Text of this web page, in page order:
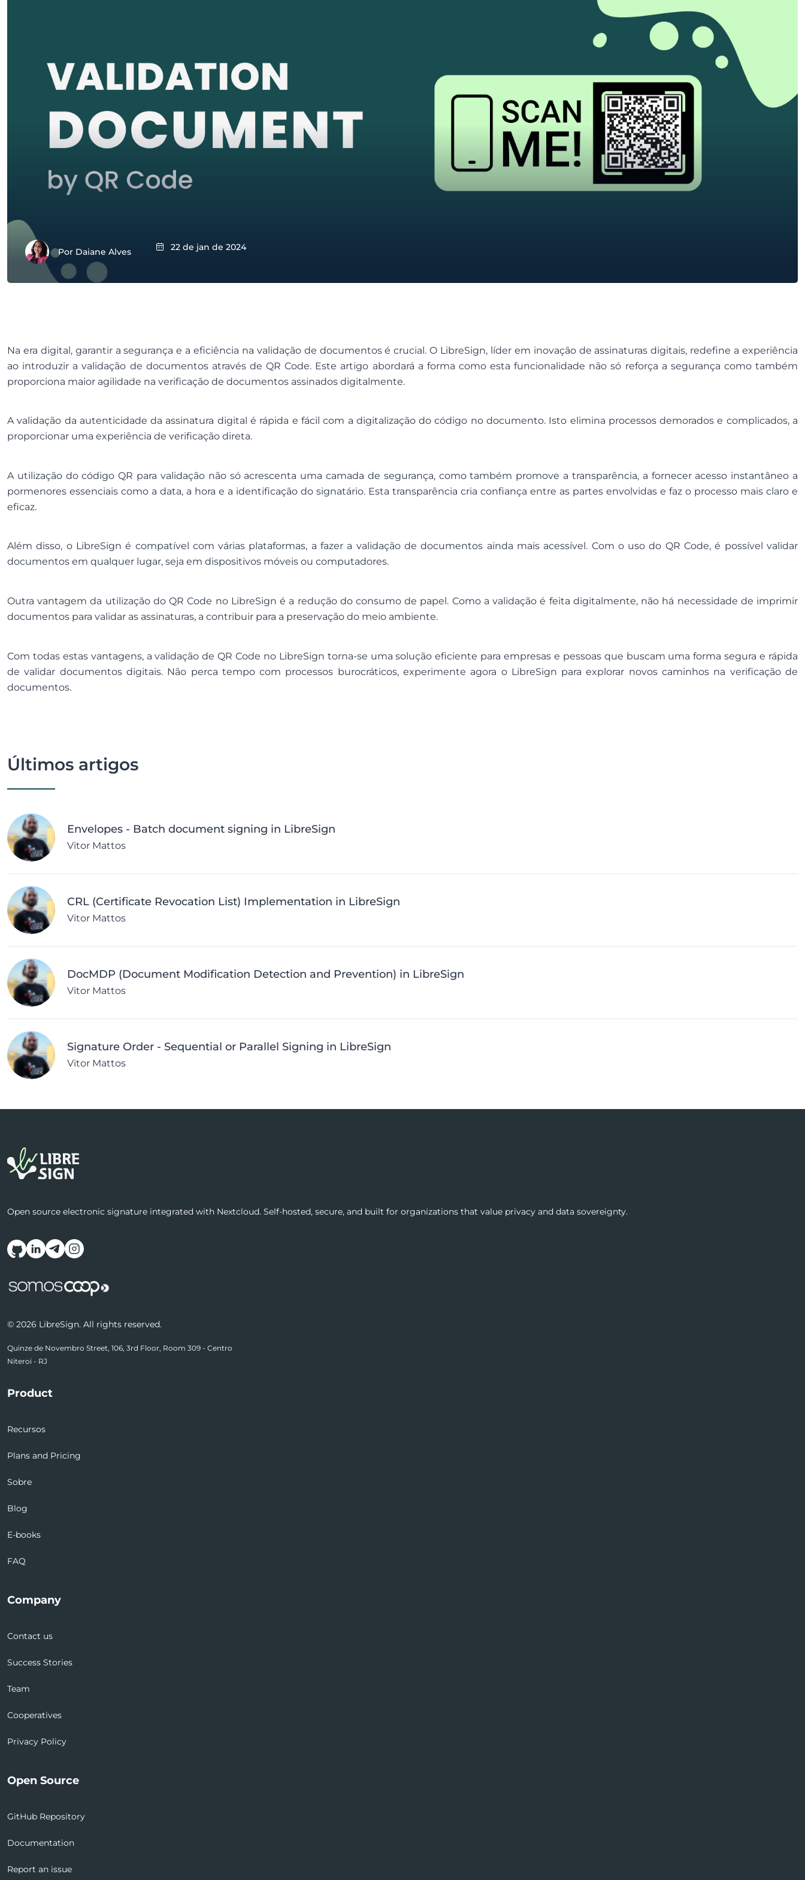
Por Daiane Alves 22 de jan de 2024
Na era digital, garantir a segurança e a eficiência na validação de documentos é crucial. O LibreSign, líder em inovação de assinaturas digitais, redefine a experiência
ao introduzir a validação de documentos através de QR Code. Este artigo abordará a forma como esta funcionalidade não só reforça a segurança como também
proporciona maior agilidade na verificação de documentos assinados digitalmente.
A validação da autenticidade da assinatura digital é rápida e fácil com a digitalização do código no documento. Isto elimina processos demorados e complicados, a
proporcionar uma experiência de verificação direta.
A utilização do código QR para validação não só acrescenta uma camada de segurança, como também promove a transparência, a fornecer acesso instantâneo a
pormenores essenciais como a data, a hora e a identificação do signatário. Esta transparência cria confiança entre as partes envolvidas e faz o processo mais claro e
eficaz.
Além disso, o LibreSign é compatível com várias plataformas, a fazer a validação de documentos ainda mais acessível. Com o uso do QR Code, é possível validar
documentos em qualquer lugar, seja em dispositivos móveis ou computadores.
Outra vantagem da utilização do QR Code no LibreSign é a redução do consumo de papel. Como a validação é feita digitalmente, não há necessidade de imprimir
documentos para validar as assinaturas, a contribuir para a preservação do meio ambiente.
Com todas estas vantagens, a validação de QR Code no LibreSign torna-se uma solução eficiente para empresas e pessoas que buscam uma forma segura e rápida
de validar documentos digitais. Não perca tempo com processos burocráticos, experimente agora o LibreSign para explorar novos caminhos na verificação de
documentos.
Últimos artigos
Envelopes - Batch document signing in LibreSign
Vitor Mattos
CRL (Certificate Revocation List) Implementation in LibreSign
Vitor Mattos
DocMDP (Document Modification Detection and Prevention) in LibreSign
Vitor Mattos
Signature Order - Sequential or Parallel Signing in LibreSign
Vitor Mattos
Open source electronic signature integrated with Nextcloud. Self-hosted, secure, and built for organizations that value privacy and data sovereignty.
Follow us on social media
© 2026 LibreSign. All rights reserved.
Quinze de Novembro Street, 106, 3rd Floor, Room 309 - Centro
Niteroi - RJ
Product
Recursos
Plans and Pricing
Sobre
Blog
E-books
FAQ
Company
Contact us
Success Stories
Team
Cooperatives
Privacy Policy
Open Source
GitHub Repository
Documentation
Report an issue